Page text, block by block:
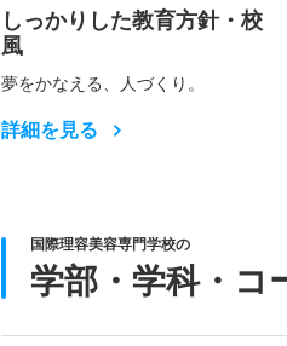
しっかりした教育方針・校
風
夢をかなえる、人づくり。
詳細を見る
国際理容美容専門学校の
学部・学科・コ